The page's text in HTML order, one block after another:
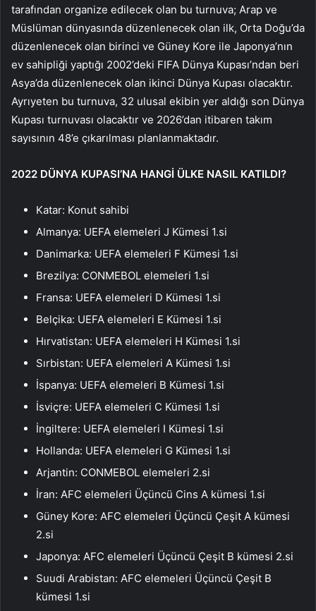
tarafından organize edilecek olan bu turnuva; Arap ve
Müslüman dünyasında düzenlenecek olan ilk, Orta Doğu’da
düzenlenecek olan birinci ve Güney Kore ile Japonya’nın
ev sahipliği yaptığı 2002’deki FIFA Dünya Kupası’ndan beri
Asya’da düzenlenecek olan ikinci Dünya Kupası olacaktır.
Ayrıyeten bu turnuva, 32 ulusal ekibin yer aldığı son Dünya
Kupası turnuvası olacaktır ve 2026’dan itibaren takım
sayısının 48’e çıkarılması planlanmaktadır.
2022 DÜNYA KUPASI’NA HANGİ ÜLKE NASIL KATILDI?
Katar: Konut sahibi
Almanya: UEFA elemeleri J Kümesi 1.si
Danimarka: UEFA elemeleri F Kümesi 1.si
Brezilya: CONMEBOL elemeleri 1.si
Fransa: UEFA elemeleri D Kümesi 1.si
Belçika: UEFA elemeleri E Kümesi 1.si
Hırvatistan: UEFA elemeleri H Kümesi 1.si
Sırbistan: UEFA elemeleri A Kümesi 1.si
İspanya: UEFA elemeleri B Kümesi 1.si
İsviçre: UEFA elemeleri C Kümesi 1.si
İngiltere: UEFA elemeleri I Kümesi 1.si
Hollanda: UEFA elemeleri G Kümesi 1.si
Arjantin: CONMEBOL elemeleri 2.si
İran: AFC elemeleri Üçüncü Cins A kümesi 1.si
Güney Kore: AFC elemeleri Üçüncü Çeşit A kümesi
2.si
Japonya: AFC elemeleri Üçüncü Çeşit B kümesi 2.si
Suudi Arabistan: AFC elemeleri Üçüncü Çeşit B
kümesi 1.si